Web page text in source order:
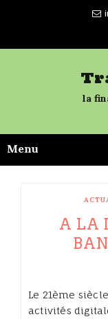
la
Menu
A LA
Le 21ème
activités